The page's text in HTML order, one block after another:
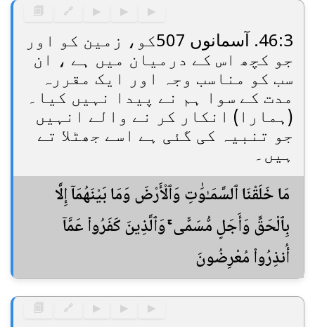
▶
▶
▶
🔗
🗐
46:3. آسمانوں 507کو، زمین کو اور
جو کچھ اس کے درمیان میں ہے ، ان
سب کو مناسب وجہ اور ایک مقررہ
مدت کے سوا ہم نے پیدا نہیں کیا۔
(ہمارا) انکار کر نے والے انہیں
جو تنبیہ کی گئی ہے اسے جھٹلا تے
ہیں۔
مَا خَلَقْنَا ٱلسَّمَـٰوَٰتِ وَٱلْأَرْضَ وَمَا بَيْنَهُمَآ إِلَّا
بِٱلْحَقِّ وَأَجَلٍ مُّسَمًّى ۚ وَٱلَّذِينَ كَفَرُوا۟ عَمَّآ
أُنذِرُوا۟ مُعْرِضُونَ
▶
▶
▶
🔗
🗐